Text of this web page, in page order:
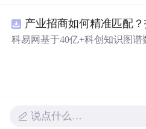
新领域的AI+数智化解决方案
智能化发展。
产业招商如何精准匹配
科易网基于40亿+科创知识图
说点什么…